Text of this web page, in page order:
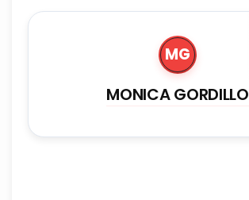
MG
MONICA GORDILLO